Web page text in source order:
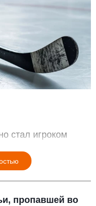
стал игроком
пропавшей во